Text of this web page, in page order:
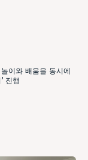
이와 배움을 동시에
진행